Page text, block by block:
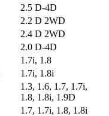
2.5 D-4D
2.2 D 2WD
2.4 D 2WD
2.0 D-4D
1.7i, 1.8
1.7i, 1.8i
1.3, 1.6, 1.7, 1.7i,
1.8, 1.8i, 1.9D
1.7, 1.7i, 1.8, 1.8i